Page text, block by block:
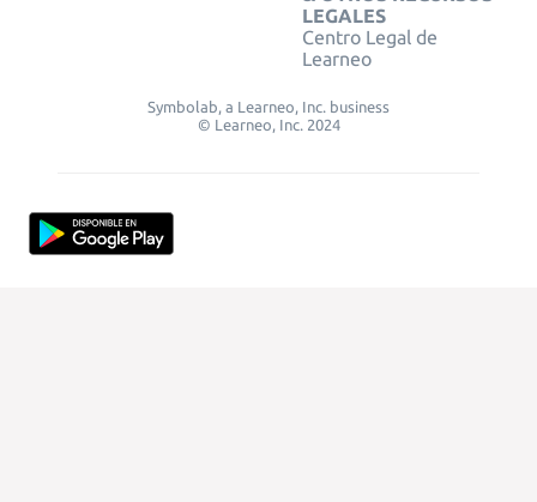
LEGALES
Centro Legal de
Learneo
Symbolab, a Learneo, Inc. business
© Learneo, Inc. 2024